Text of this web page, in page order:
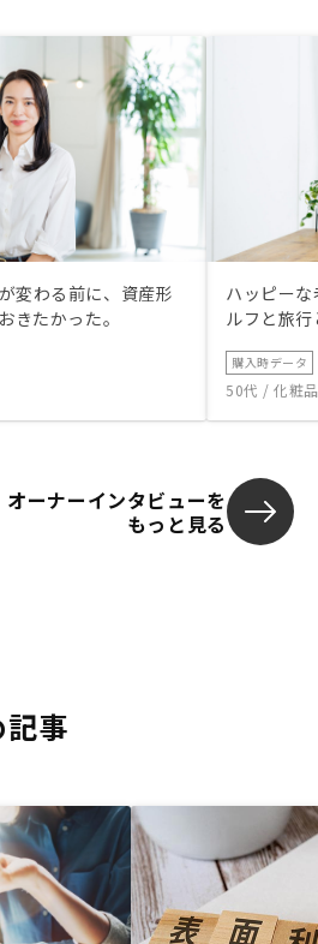
変わる前に、資産形
きたかった。
ハッピー
ルフと旅
購入時データ
50代 / 化粧
オーナーインタビューを
もっと見る
記事